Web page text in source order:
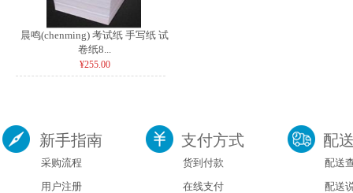
晨鸣(chenming) 考试纸 手写纸 试
卷纸8...
¥255.00
新手指南
采购流程
用户注册
支付方式
货到付款
在线支付
配
配送
配送